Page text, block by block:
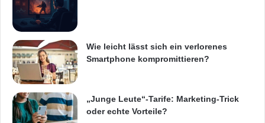
Wie leicht lässt sich ein verlorenes
Smartphone kompromittieren?
„Junge Leute“-Tarife: Marketing-Trick
oder echte Vorteile?